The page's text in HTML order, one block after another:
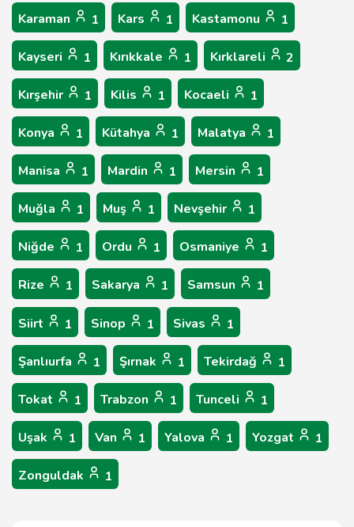
Karaman 1 Kars 1 Kastamonu 1
Kayseri 1 Kırıkkale 1 Kırklareli 2
Kırşehir 1 Kilis 1 Kocaeli 1
Konya 1 Kütahya 1 Malatya 1
Manisa 1 Mardin 1 Mersin 1
Muğla 1 Muş 1 Nevşehir 1
Niğde 1 Ordu 1 Osmaniye 1
Rize 1 Sakarya 1 Samsun 1
Siirt 1 Sinop 1 Sivas 1
Şanlıurfa 1 Şırnak 1 Tekirdağ 1
Tokat 1 Trabzon 1 Tunceli 1
Uşak 1 Van 1 Yalova 1 Yozgat 1
Zonguldak 1